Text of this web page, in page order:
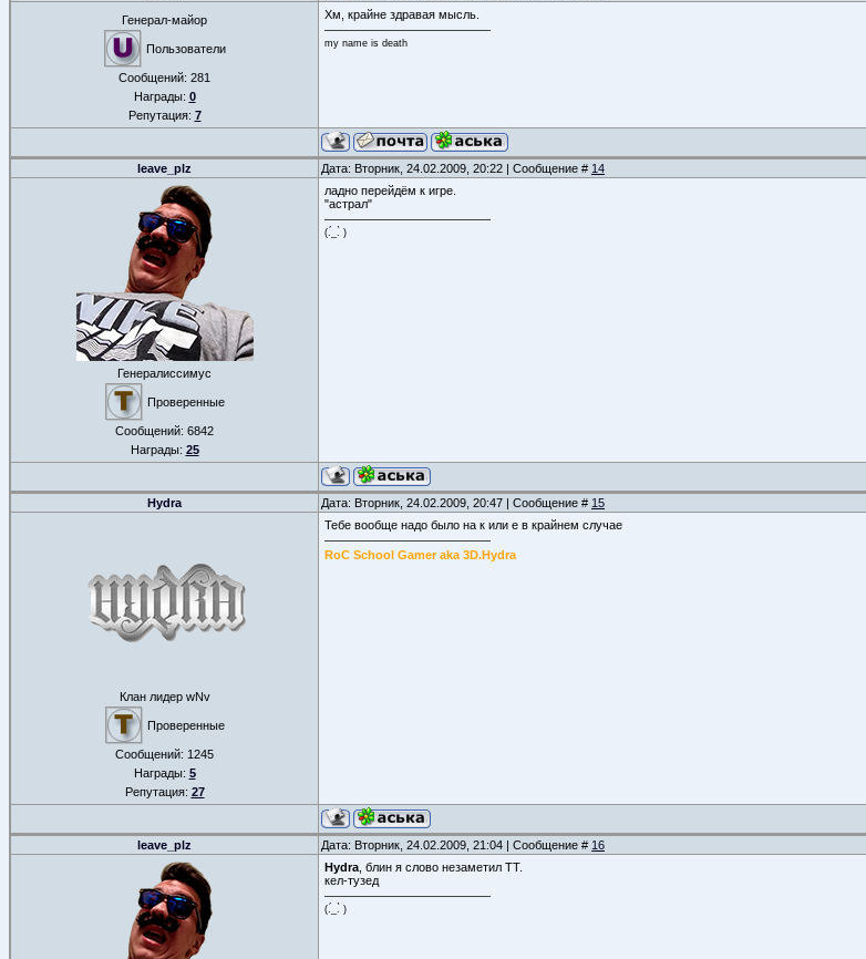
Генерал-майор
Пользователи
Сообщений: 281
Награды: 0
Репутация: 7
Хм, крайне здравая мысль.
my name is death
leave_plz Дата: Вторник, 24.02.2009, 20:22 | Сообщение # 14
Генералиссимус
Проверенные
Сообщений: 6842
Награды: 25
ладно перейдём к игре.
"астрал"
(.́_.̀ )
Hydra Дата: Вторник, 24.02.2009, 20:47 | Сообщение # 15
Клан лидер wNv
Проверенные
Сообщений: 1245
Награды: 5
Репутация: 27
Тебе вообще надо было на к или е в крайнем случае
RoC School Gamer aka 3D.Hydra
leave_plz Дата: Вторник, 24.02.2009, 21:04 | Сообщение # 16
Hydra , блин я слово незаметил ТТ.
кел-тузед
(.́_.̀ )